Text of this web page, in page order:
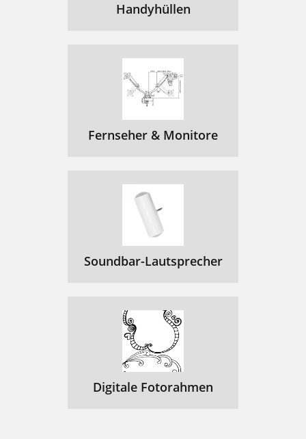
Handyhüllen
Fernseher & Monitore
Soundbar-Lautsprecher
Digitale Fotorahmen